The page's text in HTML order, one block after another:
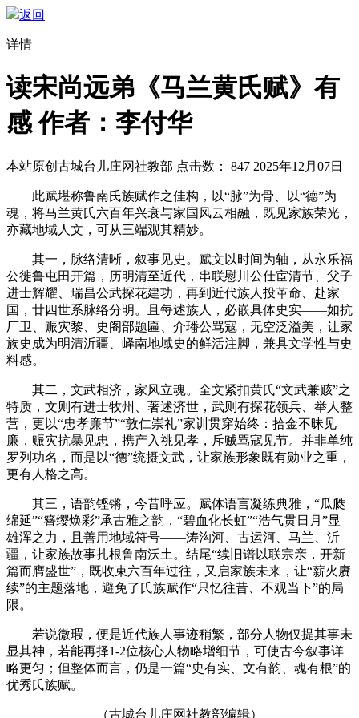
返回
详情
读宋尚远弟《马兰黄氏赋》有
感 作者：李付华
本站原创 古城台儿庄网社教部 点击数： 847 2025年12月07日
此赋堪称鲁南氏族赋作之佳构，以“脉”为骨、以“德”为
魂，将马兰黄氏六百年兴衰与家国风云相融，既见家族荣光，
亦藏地域人文，可从三端观其精妙。
其一，脉络清晰，叙事见史。赋文以时间为轴，从永乐福
公徙鲁屯田开篇，历明清至近代，串联慰川公仕宦清节、父子
进士辉耀、瑞昌公武探花建功，再到近代族人投革命、赴家
国，廿四世系脉络分明。且每述族人，必嵌具体史实——如抗
厂卫、赈灾黎、史阁部题匾、介璠公骂寇，无空泛溢美，让家
族史成为明清沂疆、峄南地域史的鲜活注脚，兼具文学性与史
料感。
其二，文武相济，家风立魂。全文紧扣黄氏“文武兼赅”之
特质，文则有进士牧州、著述济世，武则有探花领兵、举人整
营，更以“忠孝廉节”“敦仁崇礼”家训贯穿始终：拾金不昧见
廉，赈灾抗暴见忠，携产入祧见孝，斥贼骂寇见节。并非单纯
罗列功名，而是以“德”统摄文武，让家族形象既有勋业之重，
更有人格之高。
其三，语韵铿锵，今昔呼应。赋体语言凝练典雅，“瓜瓞
绵延”“簪缨焕彩”承古雅之韵，“碧血化长虹”“浩气贯日月”显
雄浑之力，且善用地域符号——涛沟河、古运河、马兰、沂
疆，让家族故事扎根鲁南沃土。结尾“续旧谱以联宗亲，开新
篇而膺盛世”，既收束六百年过往，又启家族未来，让“薪火赓
续”的主题落地，避免了氏族赋作“只忆往昔、不观当下”的局
限。
若说微瑕，便是近代族人事迹稍繁，部分人物仅提其事未
显其神，若能再择1-2位核心人物略增细节，可使古今叙事详
略更匀；但整体而言，仍是一篇“史有实、文有韵、魂有根”的
优秀氏族赋。
（古城台儿庄网社教部编辑）